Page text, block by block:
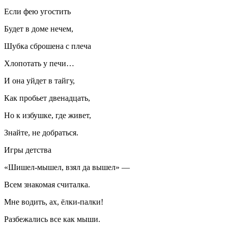
Если фею угостить
Будет в доме нечем,
Шубка сброшена с плеча
Хлопотать у печи…
И она уйдет в тайгу,
Как пробьет двенадцать,
Но к избушке, где живет,
Знайте, не добраться.
Игры детства
«Шишел-мышел, взял да вышел» —
Всем знакомая считалка.
Мне водить, ах, ёлки-палки!
Разбежались все как мыши.